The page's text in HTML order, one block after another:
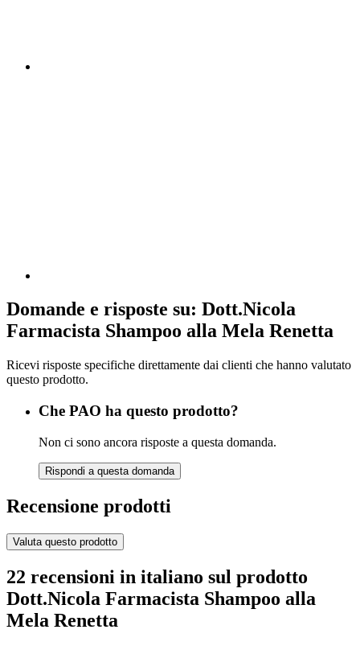
Domande e risposte su: Dott.Nicola
Farmacista Shampoo alla Mela Renetta
Ricevi risposte specifiche direttamente dai clienti che hanno valutato
questo prodotto.
Che PAO ha questo prodotto?
Non ci sono ancora risposte a questa domanda.
Rispondi a questa domanda
Recensione prodotti
Valuta questo prodotto
22 recensioni in italiano sul prodotto
Dott.Nicola Farmacista Shampoo alla
Mela Renetta